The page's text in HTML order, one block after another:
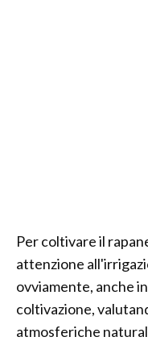
Per coltivare il
attenzione
ovviamente, anche
coltivazione,
atmosferiche